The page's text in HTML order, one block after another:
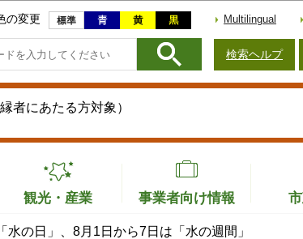
の変更 Multilingual
検索ヘルプ
者にあたる方対象）
観光・産業 事業者向け情報
水の日」、8月1日から7日は「水の週間」